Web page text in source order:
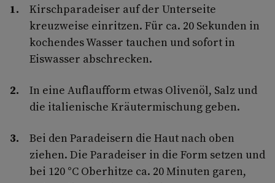
Kirschparadeiser auf der Unterseite
kreuzweise einritzen. Für ca. 20 Sekunden in
kochendes Wasser tauchen und sofort in
Eiswasser abschrecken.
In eine Auflaufform etwas Olivenöl, Salz und
die italienische Kräutermischung geben.
Bei den Paradeisern die Haut nach oben
ziehen. Die Paradeiser in die Form setzen und
bei 120 °C Oberhitze ca. 20 Minuten garen,